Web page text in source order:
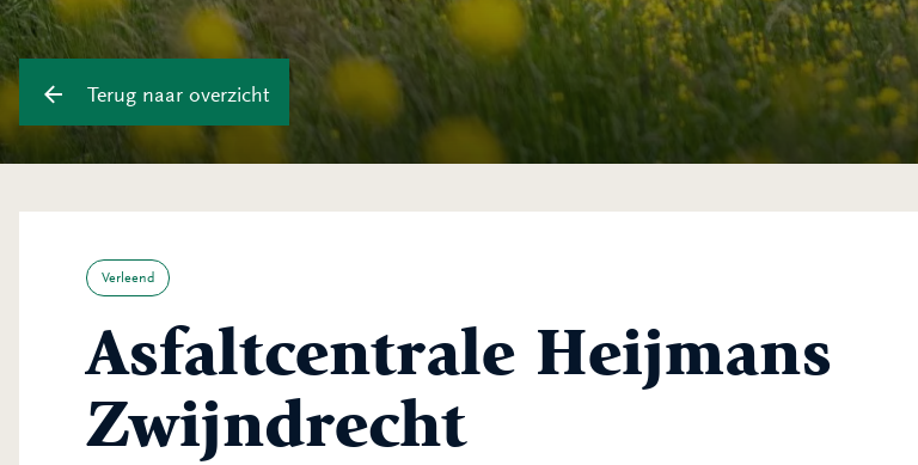
Terug naar overzicht
Verleend
Asfaltcentrale Heijmans
Zwijndrecht